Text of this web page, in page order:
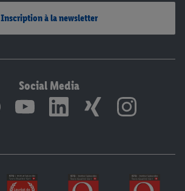
Inscription à la newsletter
Social Media